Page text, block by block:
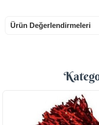
Ürün Değerlendirmeleri